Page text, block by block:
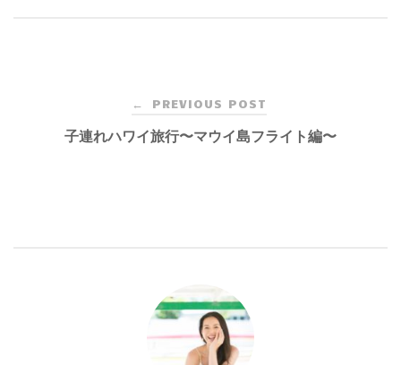
navigation
← PREVIOUS POST
子連れハワイ旅行〜マウイ島フライト編〜